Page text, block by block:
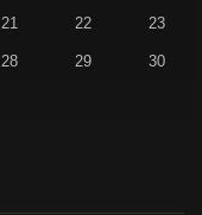
21 22 23
28 29 30